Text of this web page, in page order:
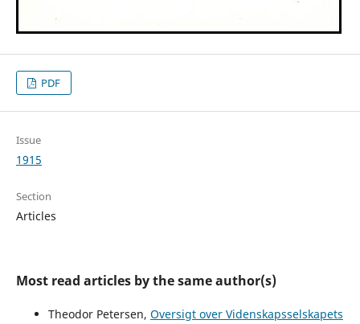
PDF
Issue
1915
Section
Articles
Most read articles by the same author(s)
Theodor Petersen, Oversigt over Videnskapsselskapets